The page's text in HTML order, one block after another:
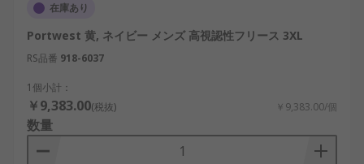
在庫あり
Portwest 黄, ネイビー メンズ 高視認性フリース 3XL
RS品番 918-6037
1個小計：
￥9,383.00(税抜) ￥9,383.00/個
数量